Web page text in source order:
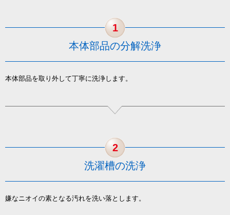
1
本体部品の分解洗浄
本体部品を取り外して丁寧に洗浄します。
2
洗濯槽の洗浄
嫌なニオイの素となる汚れを洗い落とします。